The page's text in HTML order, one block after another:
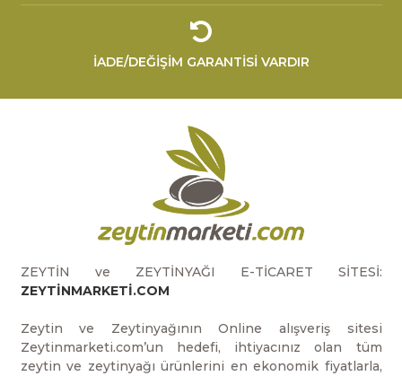
İADE/DEĞİŞİM GARANTİSİ VARDIR
ZEYTİN ve ZEYTİNYAĞI E-TİCARET SİTESİ:
ZEYTİNMARKETİ.COM
Zeytin ve Zeytinyağının Online alışveriş sitesi
Zeytinmarketi.com’un hedefi, ihtiyacınız olan tüm
zeytin ve zeytinyağı ürünlerini en ekonomik fiyatlarla,